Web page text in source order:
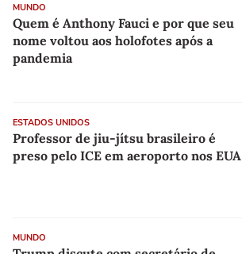
MUNDO
Quem é Anthony Fauci e por que seu
nome voltou aos holofotes após a
pandemia
ESTADOS UNIDOS
Professor de jiu-jítsu brasileiro é
preso pelo ICE em aeroporto nos EUA
MUNDO